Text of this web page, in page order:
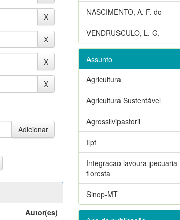
Autor(es)
NASCIMENTO, A. F. do
VENDRUSCULO, L. G.
Assunto
Agricultura
Agricultura Sustentável
Agrossilvipastoril
Ilpf
Integracao lavoura-pecuaria-
floresta
Sinop-MT